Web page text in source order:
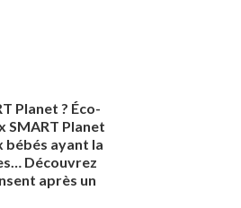
Planet ? Éco-
SMART Planet
bébés ayant la
Découvrez
après un